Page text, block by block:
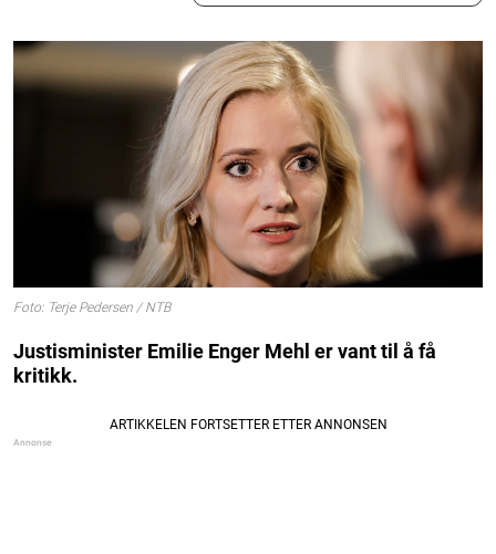
Foto: Terje Pedersen / NTB
Justisminister Emilie Enger Mehl er vant til å få
kritikk.